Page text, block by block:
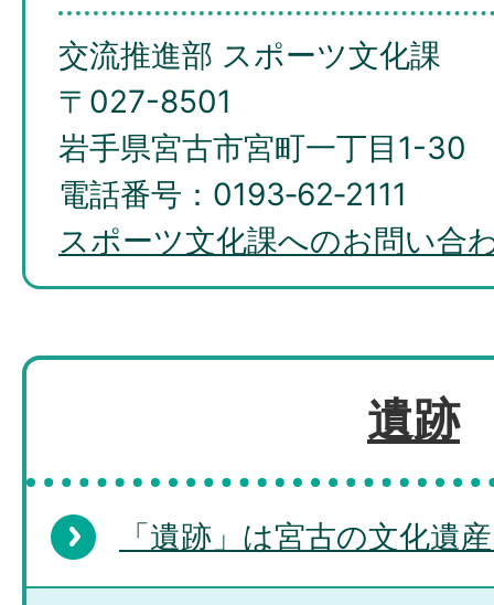
交流推進部 スポーツ文化課
〒027-8501
岩手県宮古市宮町一丁目1-30
電話番号：0193‐62‐2111
スポーツ文化課へのお問い合
遺跡
「遺跡」は宮古の文化遺